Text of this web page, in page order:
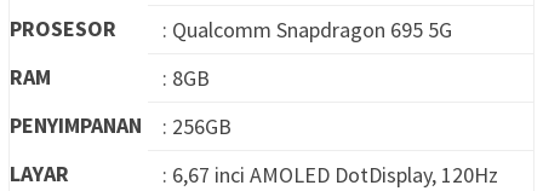
PROSESOR
: Qualcomm Snapdragon 695 5G
RAM
: 8GB
PENYIMPANAN
: 256GB
LAYAR
: 6,67 inci AMOLED DotDisplay, 120Hz